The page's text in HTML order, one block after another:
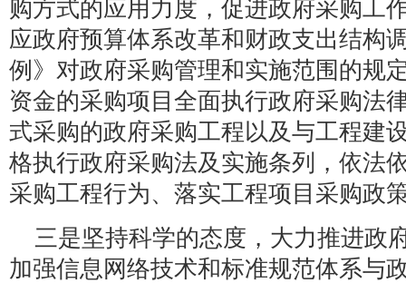
购方式的应用力度，促进政府采购工
应政府预算体系改革和财政支出结构
例》对政府采购管理和实施范围的规
资金的采购项目全面执行政府采购法
式采购的政府采购工程以及与工程建
格执行政府采购法及实施条列，依法
采购工程行为、落实工程项目采购政
三是坚持科学的态度，大力推进政
加强信息网络技术和标准规范体系与